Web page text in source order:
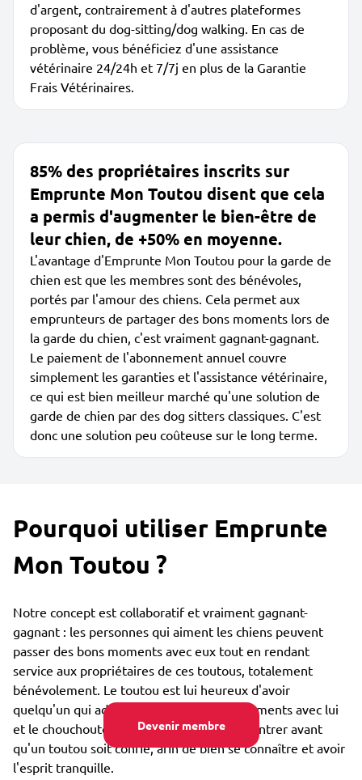
Devenir membre
d'argent, contrairement à d'autres plateformes
proposant du dog-sitting/dog walking. En cas de
problème, vous bénéficiez d'une assistance
vétérinaire 24/24h et 7/7j en plus de la Garantie
Frais Vétérinaires.
85% des propriétaires inscrits sur
Emprunte Mon Toutou disent que cela
a permis d'augmenter le bien-être de
leur chien, de +50% en moyenne.
L'avantage d'Emprunte Mon Toutou pour la garde de
chien est que les membres sont des bénévoles,
portés par l'amour des chiens. Cela permet aux
emprunteurs de partager des bons moments lors de
la garde du chien, c'est vraiment gagnant-gagnant.
Le paiement de l'abonnement annuel couvre
simplement les garanties et l'assistance vétérinaire,
ce qui est bien meilleur marché qu'une solution de
garde de chien par des dog sitters classiques. C'est
donc une solution peu coûteuse sur le long terme.
Pourquoi utiliser Emprunte
Mon Toutou ?
Notre concept est collaboratif et vraiment gagnant-
gagnant : les personnes qui aiment les chiens peuvent
passer des bons moments avec eux tout en rendant
service aux propriétaires de ces toutous, totalement
bénévolement. Le toutou est lui heureux d'avoir
quelqu'un qui adore partager des bons moments avec lui
et le chouchouter. Vous pouvez vous rencontrer avant
qu'un toutou soit confié, afin de bien se connaître et avoir
l'esprit tranquille.